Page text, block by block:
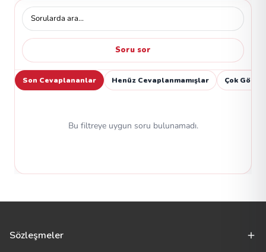
Soru sor
Son Cevaplananlar Henüz Cevaplanmamışlar Çok
Bu filtreye uygun soru bulunamadı.
Sözleşmeler